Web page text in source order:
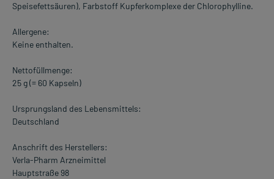
Speisefettsäuren), Farbstoff Kupferkomplexe der Chlorophylline.
Allergene:
Keine enthalten.
Nettofüllmenge:
25 g (= 60 Kapseln)
Ursprungsland des Lebensmittels:
Deutschland
Anschrift des Herstellers:
Verla-Pharm Arzneimittel
Hauptstraße 98